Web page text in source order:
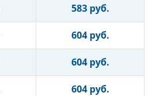
583 руб.
604 руб.
604 руб.
604 руб.